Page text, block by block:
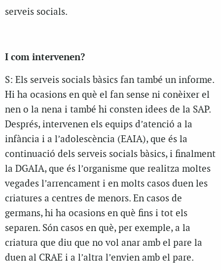
serveis socials.
I com intervenen?
S: Els serveis socials bàsics fan també un informe.
Hi ha ocasions en què el fan sense ni conèixer el
nen o la nena i també hi consten idees de la SAP.
Després, intervenen els equips d’atenció a la
infància i a l’adolescència (EAIA), que és la
continuació dels serveis socials bàsics, i finalment
la DGAIA, que és l’organisme que realitza moltes
vegades l’arrencament i en molts casos duen les
criatures a centres de menors. En casos de
germans, hi ha ocasions en què fins i tot els
separen. Són casos en què, per exemple, a la
criatura que diu que no vol anar amb el pare la
duen al CRAE i a l’altra l’envien amb el pare.